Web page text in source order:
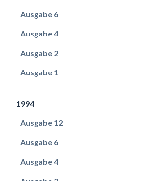
Ausgabe 6
Ausgabe 4
Ausgabe 2
Ausgabe 1
1994
Ausgabe 12
Ausgabe 6
Ausgabe 4